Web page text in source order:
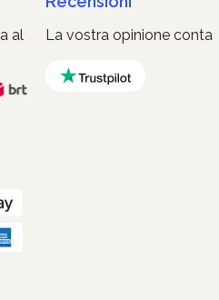
al
La vostra opinione conta